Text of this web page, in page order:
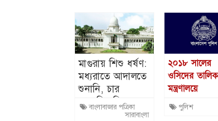
মাগুরায় শিশু ধর্ষণ:
মধ্যরাতে আদালতে
শুনানি, চার
আসামির রিমান্ড
মঞ্জুর
বাংলাবাজার পত্রিকা
সারাবাংলা
২০১৮ সালের
ওসিদের তালিকা
মন্ত্রণালয়ে
এবার রাতের
ভোটের ৬৩৯
পুলিশ